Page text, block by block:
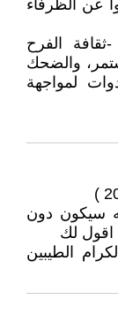
عن الظرفاء
الفرح
والضحك
لمواجهة
سيكون دون
لك
الطيبين